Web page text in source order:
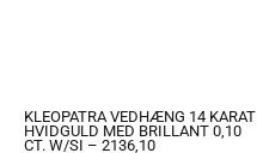
KLEOPATRA VEDHÆNG 14 KARAT
HVIDGULD MED BRILLANT 0,10
CT. W/SI – 2136,10